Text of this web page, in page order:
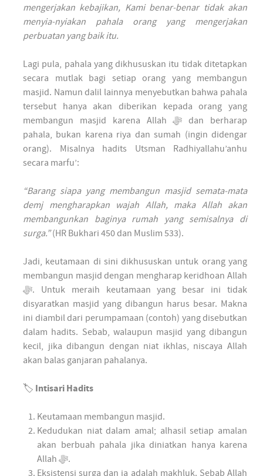
mengerjakan kebajikan, Kami benar-benar tidak akan
menyia-nyiakan pahala orang yang mengerjakan
perbuatan yang baik itu.
Lagi pula, pahala yang dikhususkan itu tidak ditetapkan
secara mutlak bagi setiap orang yang membangun
masjid. Namun dalil lainnya menyebutkan bahwa pahala
tersebut hanya akan diberikan kepada orang yang
membangun masjid karena Allah ﷻ dan berharap
pahala, bukan karena riya dan sumah (ingin didengar
orang). Misalnya hadits Utsman Radhiyallahu’anhu
secara marfu’:
“Barang siapa yang membangun masjid semata-mata
demj mengharapkan wajah Allah, maka Allah akan
membangunkan baginya rumah yang semisalnya di
surga.”(HR Bukhari 450 dan Muslim 533).
Jadi, keutamaan di sini dikhususkan untuk orang yang
membangun masjid dengan mengharap keridhoan Allah
ﷻ. Untuk meraih keutamaan yang besar ini tidak
disyaratkan masjid yang dibangun harus besar. Makna
ini diambil dari perumpamaan (contoh) yang disebutkan
dalam hadits. Sebab, walaupun masjid yang dibangun
kecil, jika dibangun dengan niat ikhlas, niscaya Allah
akan balas ganjaran pahalanya.
🏷️ Intisari Hadits
Keutamaan membangun masjid.
Kedudukan niat dalam amal; alhasil setiap amalan
akan berbuah pahala jika diniatkan hanya karena
Allah ﷻ.
Eksistensi surga dan ia adalah makhluk. Sebab Allah